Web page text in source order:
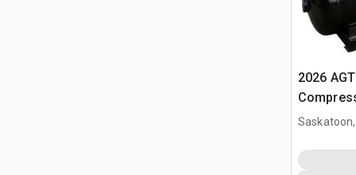
2026
Saskatoon,